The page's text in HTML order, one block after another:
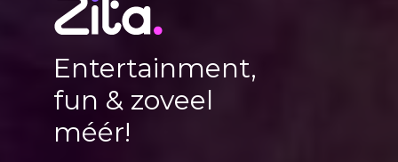
Entertainment,
fun & zoveel
méér!